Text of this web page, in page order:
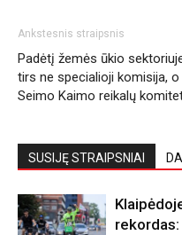
Ankstesnis straipsnis
Padėtį žemės ūkio
tirs ne specialioji komisija, o
Seimo Kaimo reikalų
SUSIJĘ STRAIPSNIAI
rekordas: